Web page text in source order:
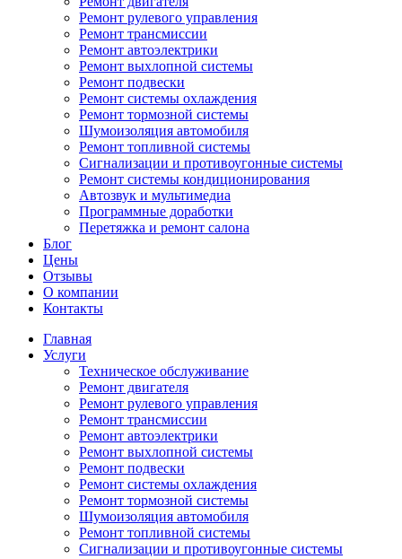
Ремонт рулевого управления
Ремонт трансмиссии
Ремонт автоэлектрики
Ремонт выхлопной системы
Ремонт подвески
Ремонт системы охлаждения
Ремонт тормозной системы
Шумоизоляция автомобиля
Ремонт топливной системы
Сигнализации и противоугонные системы
Ремонт системы кондиционирования
Автозвук и мультимедиа
Программные доработки
Перетяжка и ремонт салона
Блог
Цены
Отзывы
О компании
Контакты
Главная
Услуги
Техническое обслуживание
Ремонт двигателя
Ремонт рулевого управления
Ремонт трансмиссии
Ремонт автоэлектрики
Ремонт выхлопной системы
Ремонт подвески
Ремонт системы охлаждения
Ремонт тормозной системы
Шумоизоляция автомобиля
Ремонт топливной системы
Сигнализации и противоугонные системы